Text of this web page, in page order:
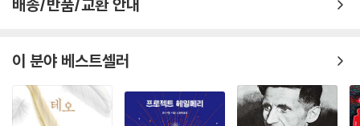
은 장벽으로 남아 있었다.
역 출판과 기존 번역의 재검토를 추진하여 2021년부터 톨킨의 책들을 출
간해왔다. 『호빗』(2021)과 『반지의 제왕』(2021), 『실마릴리온』(2022),
배송/반품/교환 안내
이 분야 베스트셀러